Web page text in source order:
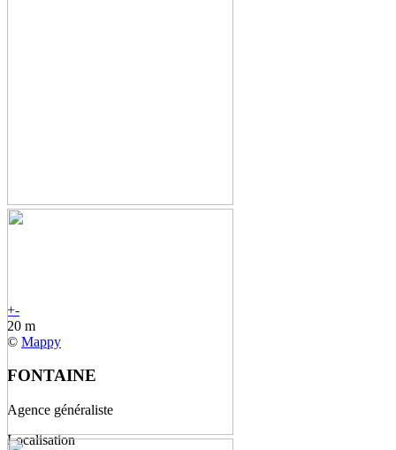
+-
20 m
© Mappy
FONTAINE
Agence généraliste
Localisation